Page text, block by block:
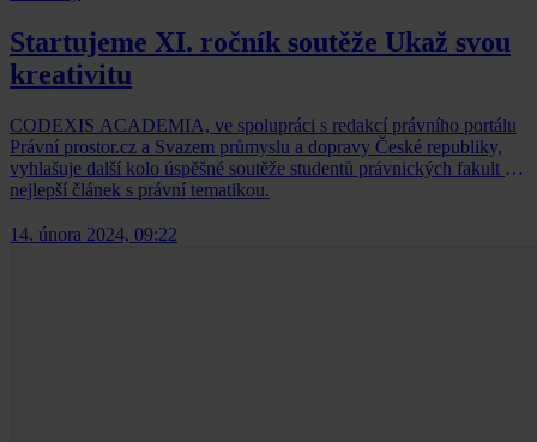
Startujeme XI. ročník soutěže Ukaž svou
kreativitu
CODEXIS ACADEMIA, ve spolupráci s redakcí právního portálu
Právní prostor.cz a Svazem průmyslu a dopravy České republiky,
vyhlašuje další kolo úspěšné soutěže studentů právnických fakult o
nejlepší článek s právní tematikou.
14. února 2024, 09:22